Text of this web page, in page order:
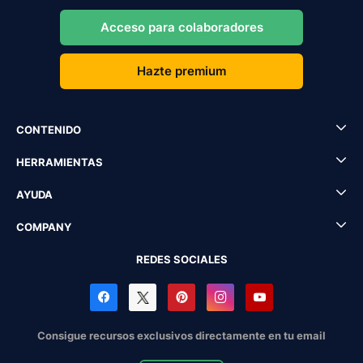
Acceso para colaboradores
Hazte premium
CONTENIDO
HERRAMIENTAS
AYUDA
COMPANY
REDES SOCIALES
Consigue recursos exclusivos directamente en tu email